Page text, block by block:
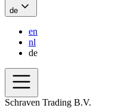
de
en
nl
de
Schraven Trading B.V.